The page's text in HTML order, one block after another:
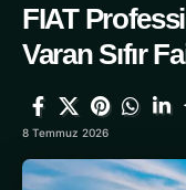
FIAT
Varan Sıfır
8 Temmuz 2026